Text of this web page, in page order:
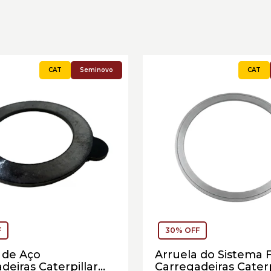
Seminovo
Aço
Caterpillar
30% OFF
Arruela do Sistema
Carregadeiras